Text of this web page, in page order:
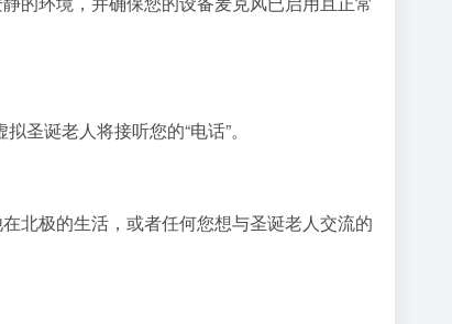
圣诞老人将接听您的“电话”。
北极的生活，或者任何您想与圣诞老人交流的